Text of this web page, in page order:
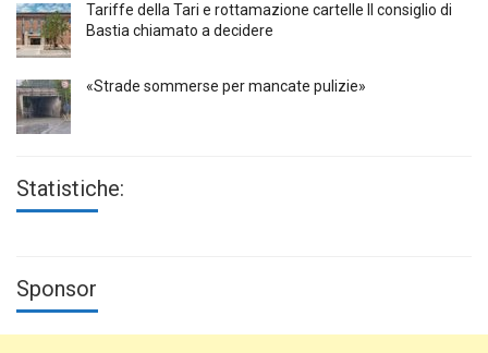
Tariffe della Tari e rottamazione cartelle Il consiglio di
Bastia chiamato a decidere
«Strade sommerse per mancate pulizie»
Statistiche:
Sponsor